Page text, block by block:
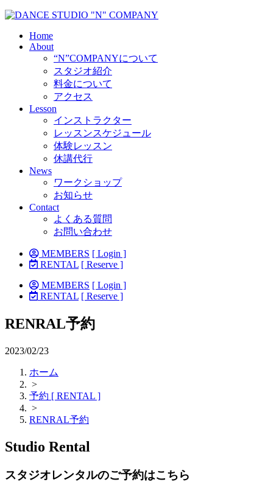
Home
About
“N”COMPANYについて
スタジオ紹介
料金について
アクセス
Lesson
インストラクター
レッスンスケジュール
体験レッスン
休講代行
News
ワークショップ
お知らせ
Contact
よくある質問
お問い合わせ
MEMBERS [ Login ]
RENTAL [ Reserve ]
MEMBERS [ Login ]
RENTAL [ Reserve ]
RENRAL予約
2023/02/23
ホーム
>
予約 [ RENTAL ]
>
RENRAL予約
Studio Rental
スタジオレンタルのご予約はこちら